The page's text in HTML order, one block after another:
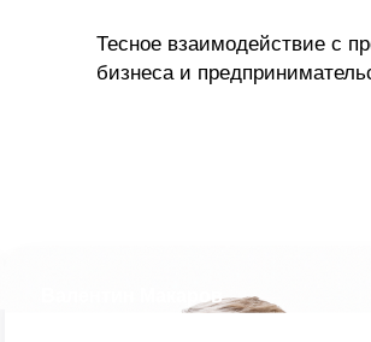
Тесное взаимодействие с
бизнеса и
Валентин Макаров